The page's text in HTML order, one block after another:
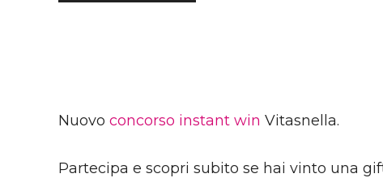
Nuovo concorso instant win Vitasnella.
Partecipa e scopri subito se hai vinto una